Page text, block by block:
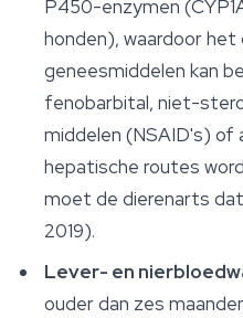
P450-enzymen
honden), waardoor het
geneesmiddelen kan
fenobarbital, niet-
middelen (NSAID's) of
hepatische routes
moet de dierenarts
2019).
Lever- en
ouder dan zes